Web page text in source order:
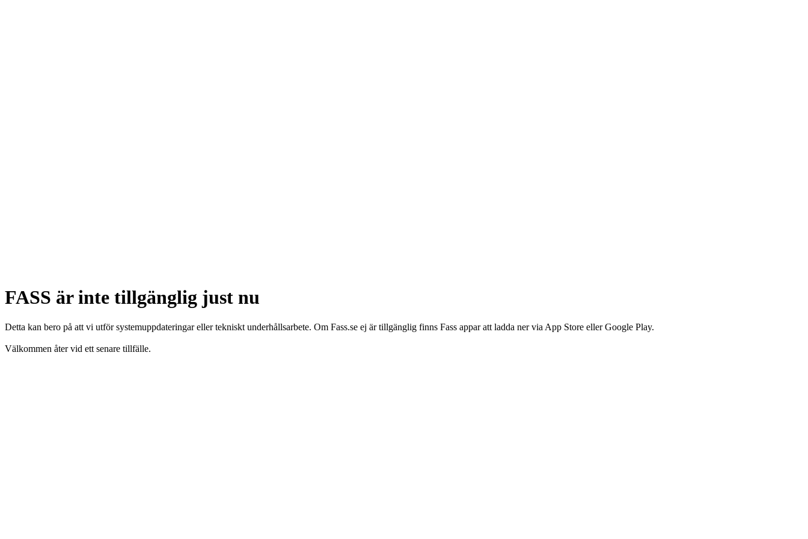
FASS är inte tillgänglig just nu
Detta kan bero på att vi utför systemuppdateringar eller tekniskt underhållsarbete. Om Fass.se ej är tillgänglig finns Fass appar att ladda ner via App Store eller Google Play.
Välkommen åter vid ett senare tillfälle.